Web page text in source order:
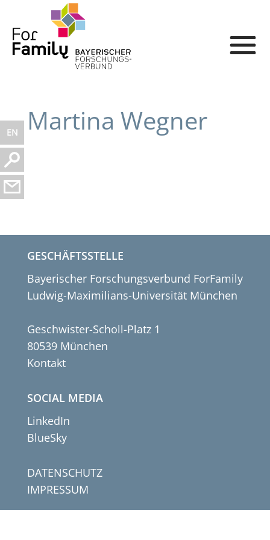
EN Martina Wegner
GESCHÄFTSSTELLE
Bayerischer Forschungsverbund ForFamily
Ludwig-Maximilians-Universität München
Geschwister-Scholl-Platz 1
80539 München
Kontakt
SOCIAL MEDIA
LinkedIn
BlueSky
DATENSCHUTZ
IMPRESSUM